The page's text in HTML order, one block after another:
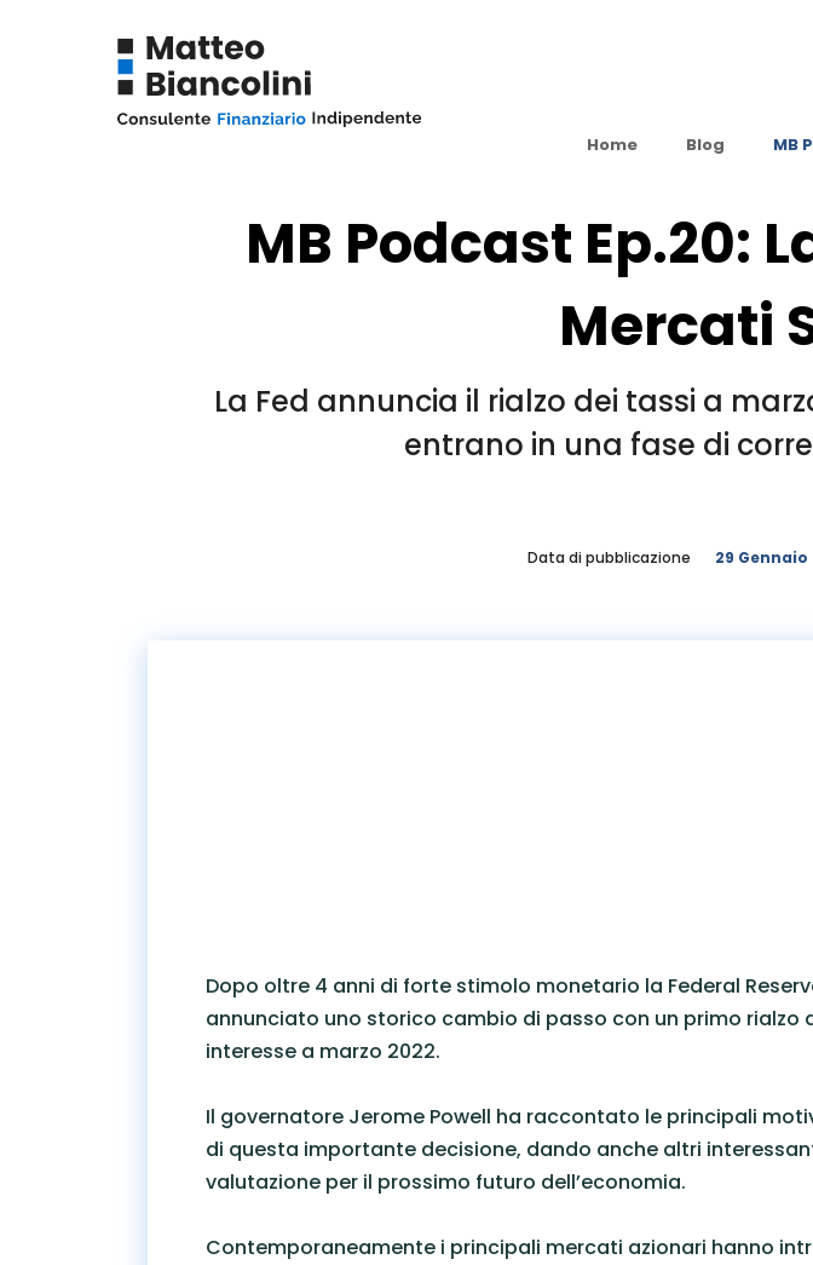
Home Blog MB
MB Podcast Ep.20:
Mercati
La Fed annuncia il rialzo dei tassi a
entrano in una fase di
Data di pubblicazione 29 Gennaio
Dopo oltre 4 anni di forte stimolo monetario la Federal
annunciato uno storico cambio di passo con un primo rialzo
interesse a marzo 2022.
Il governatore Jerome Powell ha raccontato le principali
di questa importante decisione, dando anche altri
valutazione per il prossimo futuro dell’economia.
Contemporaneamente i principali mercati azionari hanno